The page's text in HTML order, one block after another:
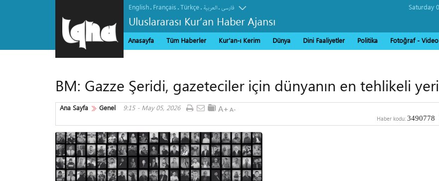
English. Français.Türkçe. العربیة.فارسی
Uluslararası Kur’an Haber Ajansı
Anasayfa Tüm Haberler Kur'an-ı Kerim Dünya Dini Faaliyetler Politika Fotoğraf - Video
BM: Gazze Şeridi, gazeteciler için dünyanın en tehlikeli yeri
Ana Sayfa Genel 9:15 - May 05, 2026
Haber kodu: 3490778